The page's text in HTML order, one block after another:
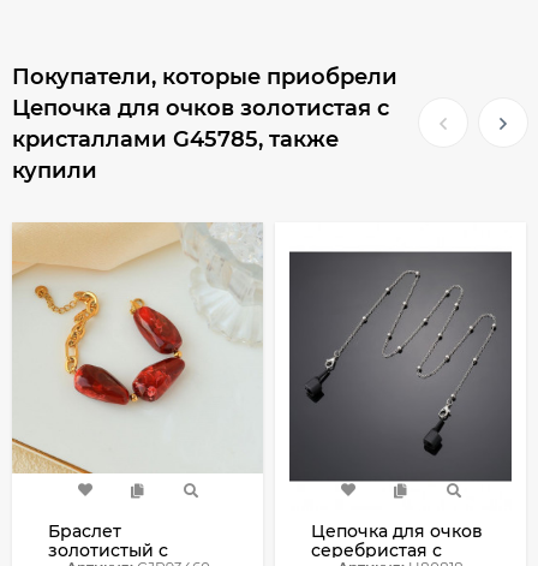
Покупатели, которые приобрели
Цепочка для очков золотистая с
кристаллами G45785, также
купили
Браслет
золотистый с
Цепочка для очков
серебристая с